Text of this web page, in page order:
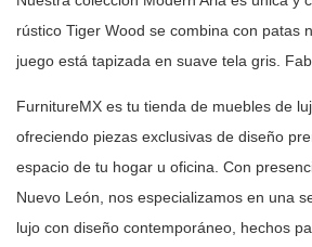
rústico Tiger Wood se combina con patas
juego está tapizada en suave tela gris.
FurnitureMX es tu tienda de muebles de
ofreciendo piezas exclusivas de diseño
espacio de tu hogar u oficina. Con
Nuevo León, nos especializamos en una
lujo con diseño contemporáneo, hechos